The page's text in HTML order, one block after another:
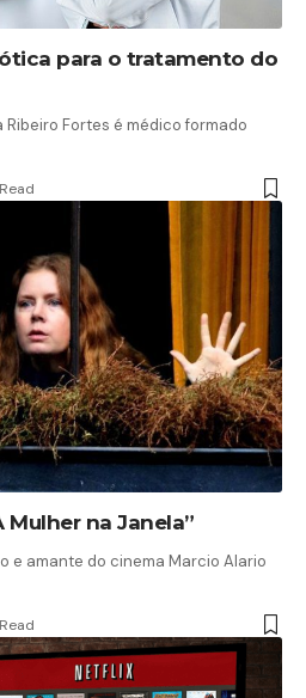
para o tratamento do
Fortes é médico formado
Mulher na Janela”
e amante do cinema Marcio Alario